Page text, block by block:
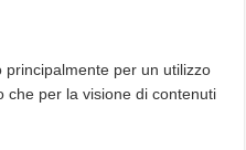
principalmente per un utilizzo
che per la visione di contenuti